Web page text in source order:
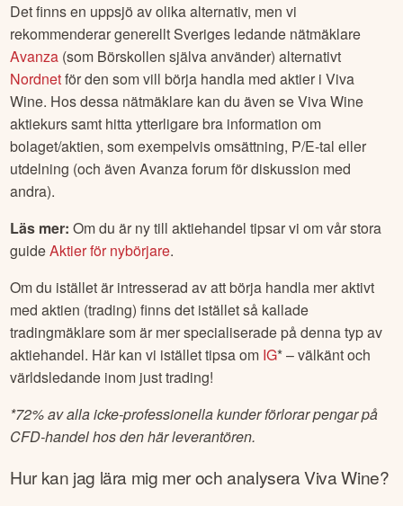
Det finns en uppsjö av olika alternativ, men vi
rekommenderar generellt Sveriges ledande nätmäklare
Avanza (som Börskollen själva använder) alternativt
Nordnetför den som vill börja handla med aktier iViva
Wine. Hos dessa nätmäklare kan du även seViva Wine
aktiekurs samt hitta ytterligare bra information om
bolaget/aktien, som exempelvis omsättning, P/E-tal eller
utdelning (och även Avanza forum för diskussion med
andra).
Läs mer: Om du är ny till aktiehandel tipsar vi om vår stora
guideAktier för nybörjare.
Om du istället är intresserad av att börja handla mer aktivt
med aktien (trading) finns det istället så kallade
tradingmäklare som är mer specialiserade på denna typ av
aktiehandel. Här kan vi istället tipsa om IG* – välkänt och
världsledande inom just trading!
*72% av alla icke-professionella kunder förlorar pengar på
CFD-handel hos den här leverantören.
Hur kan jag lära mig mer och analyseraViva Wine?